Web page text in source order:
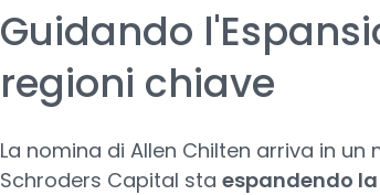
Guidando
regioni chiave
La nomina di Allen Chilten arriva in un
Schroders Capital sta espandendo